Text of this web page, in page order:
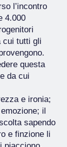
l’incontro
4.000
cui tutti gli
questa
da cui
e ironia;
il
sapendo
e finzione li